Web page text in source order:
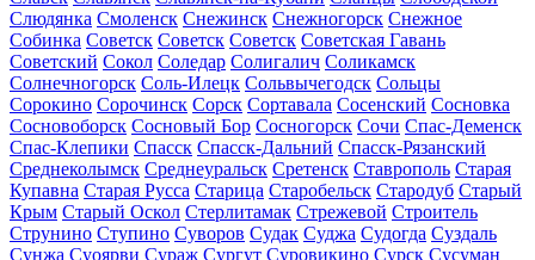
Слюдянка Смоленск Снежинск Снежногорск Снежное
Собинка Советск Советск Советск Советская Гавань
Советский Сокол Соледар Солигалич Соликамск
Солнечногорск Соль-Илецк Сольвычегодск Сольцы
Сорокино Сорочинск Сорск Сортавала Сосенский Сосновка
Сосновоборск Сосновый Бор Сосногорск Сочи Спас-Деменск
Спас-Клепики Спасск Спасск-Дальний Спасск-Рязанский
Среднеколымск Среднеуральск Сретенск Ставрополь Старая
Купавна Старая Русса Старица Старобельск Стародуб Старый
Крым Старый Оскол Стерлитамак Стрежевой Строитель
Струнино Ступино Суворов Судак Суджа Судогда Суздаль
Сунжа Суоярви Сураж Сургут Суровикино Сурск Сусуман